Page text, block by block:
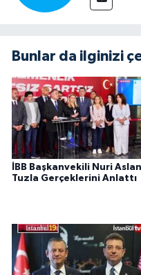
Bunlar da ilginizi
İBB Başkanvekili Nuri
Tuzla Gerçeklerini Anlattı